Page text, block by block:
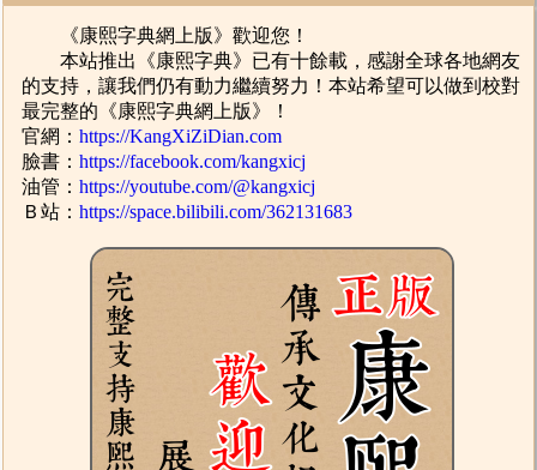
《康熙字典網上版》歡迎您！
本站推出《康熙字典》已有十餘載，感謝全球各地網友
的支持，讓我們仍有動力繼續努力！本站希望可以做到校對
最完整的《康熙字典網上版》！
官網：https://KangXiZiDian.com
臉書：https://facebook.com/kangxicj
油管：https://youtube.com/@kangxicj
Ｂ站：https://space.bilibili.com/362131683